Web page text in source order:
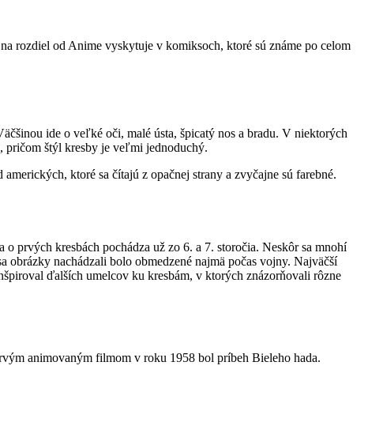
rozdiel od Anime vyskytuje v komiksoch, ktoré sú známe po celom
ide o veľké oči, malé ústa, špicatý nos a bradu. V niektorých
pričom štýl kresby je veľmi jednoduchý.
ktoré sa čítajú z opačnej strany a zvyčajne sú farebné.
prvých kresbách pochádza už zo 6. a 7. storočia. Neskôr sa mnohí
nachádzali bolo obmedzené najmä počas vojny. Najväčší
ďalších umelcov ku kresbám, v ktorých znázorňovali rôzne
animovaným filmom v roku 1958 bol príbeh Bieleho hada.